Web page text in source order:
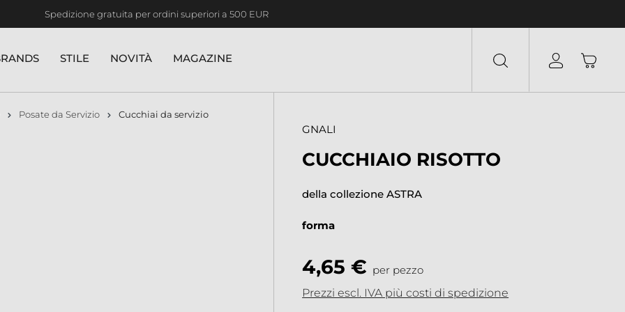
Spedizione gratuita per ordini superiori a 500 EUR
STILE NOVITÀ MAGAZINE
Posate da Servizio Cucchiai da servizio
GNALI
CUCCHIAIO RISOTTO
della collezione ASTRA
4,65 € per pezzo
Prezzi escl. IVA più costi di spedizione
forma